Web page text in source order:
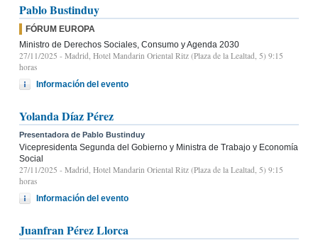
Pablo Bustinduy
FÓRUM EUROPA
Ministro de Derechos Sociales, Consumo y Agenda 2030
27/11/2025 - Madrid, Hotel Mandarin Oriental Ritz (Plaza de la Lealtad, 5) 9:15
horas
Información del evento
Yolanda Díaz Pérez
Presentadora de Pablo Bustinduy
Vicepresidenta Segunda del Gobierno y Ministra de Trabajo y Economía
Social
27/11/2025 - Madrid, Hotel Mandarin Oriental Ritz (Plaza de la Lealtad, 5) 9:15
horas
Información del evento
Juanfran Pérez Llorca